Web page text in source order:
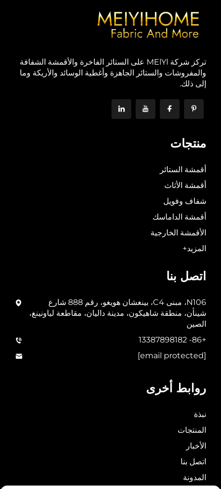
تركز شركة MElYl على الستائر الفاخرة والأقمشة الشفافة
والمفروشات والستائر الجاهزة وأغطية الوسائد والأريكة وما
إلى ذلك.
منتجات
أقمشة الستائر
أقمشة الأثاث
شفاف وفويل
أقمشة الداماسك
الأقمشة الخارجية
المزيد+
اتصل بنا
N106، مبنى C4، بينغشان هويغو، رقم 888 شارع
شينأن، منطقة شاهيكون، مدينة داليان، مقاطعة لياونينغ،
الصين
+86- 13387898182
[email protected]
روابط أخرى
نبذة
المنتجات
الأخبار
اتصل بنا
المدونة